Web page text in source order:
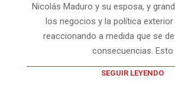
Nicolás Maduro y su esposa, y
los negocios y la política
reaccionando a medida que se
consecuencias. Esto
SEGUIR LEYENDO